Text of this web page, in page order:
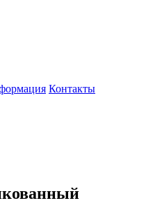
Контакты